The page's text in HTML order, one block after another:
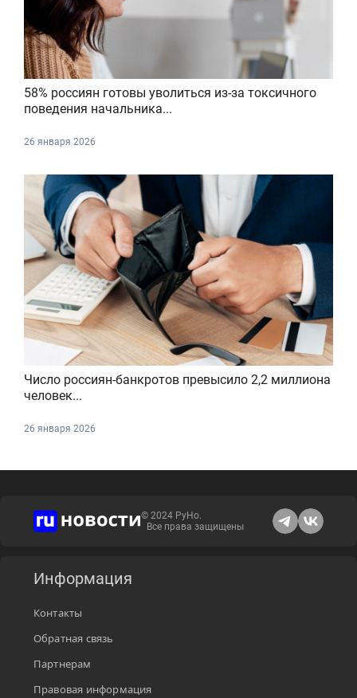
58% россиян готовы уволиться из-за токсичного
поведения начальника...
26 января 2026
Число россиян-банкротов превысило 2,2 миллиона
человек...
26 января 2026
© 2024 РуНо.
Все права защищены
Информация
Контакты
Обратная связь
Партнерам
Правовая информация